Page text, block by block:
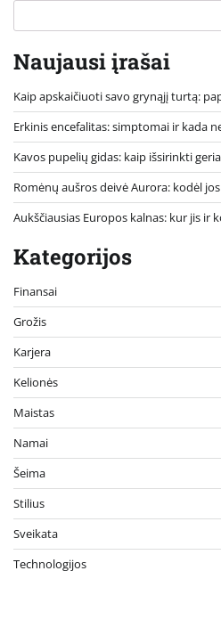
Naujausi įrašai
Kaip apskaičiuoti savo grynąjį turtą:
Erkinis encefalitas: simptomai ir kada
Kavos pupelių gidas: kaip išsirinkti
Romėnų aušros deivė Aurora: kodėl
Aukščiausias Europos kalnas: kur jis ir
Kategorijos
Finansai
Grožis
Karjera
Kelionės
Maistas
Namai
Šeima
Stilius
Sveikata
Technologijos